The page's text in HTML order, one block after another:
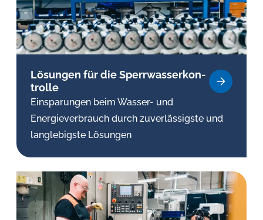
Lösungen für die Sperr­was­ser­kon­
trol­le
Einsparungen beim Wasser- und
Energieverbrauch durch zuverlässigste und
langlebigste Lösungen